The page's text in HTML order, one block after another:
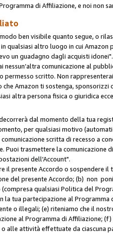
di Affiliazione, e noi non
ben visibile quanto segue, o
qualsiasi altro luogo in cui
un guadagno dagli acquisti
comunicazione al
permesso scritto. Non
Amazon ti sostenga,
altra persona fisica o giuridica
dal momento della tua
per qualsiasi motivo
scritta di recesso a
Puoi trasmettere la
dell'Account".
il presente Accordo o sospendere
del presente Accordo; (b) non
qualsiasi Politica del
la tua partecipazione al
o illegali; (e) riteniamo che il
al Programma di Affiliazione;
alle attività effettuate da ciascuna